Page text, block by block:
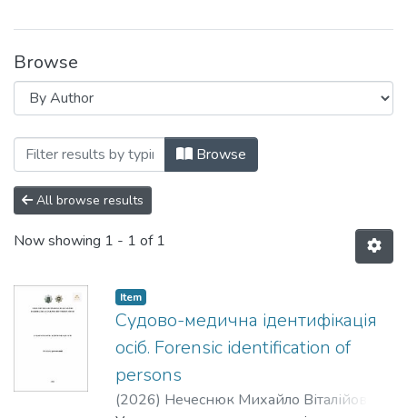
Browse
Browsing Праці Науково-дослідної
Browse
All browse results
Now showing 1 - 1 of 1
Item
Судово-медична ідентифікація
осіб. Forensic identification of
persons
(2026) Нечеснюк Михайло Віталійович